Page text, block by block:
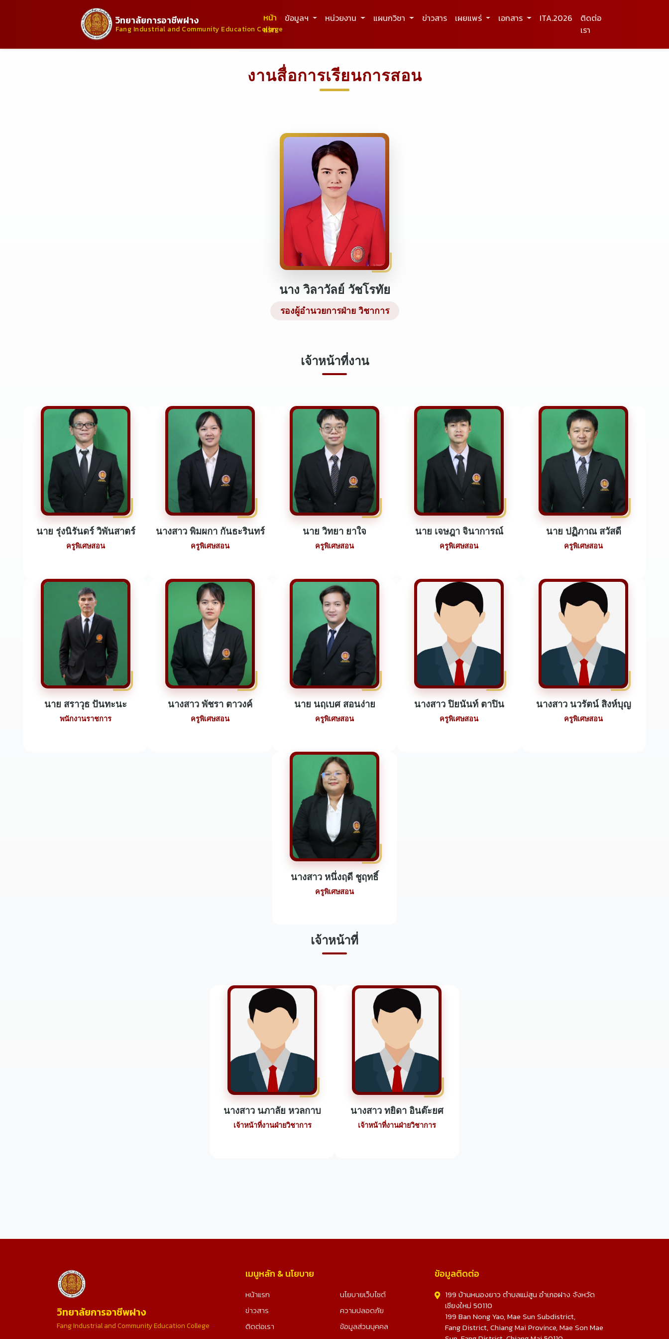
วิทยาลัยการอาชีพฝาง
Fang Industrial and Community Education College
หน้า
แรก
ข้อมูลฯ หน่วยงาน แผนกวิชา ข่าวสาร เผยแพร่ เอกสาร ITA.2026
ติดต่อ
เรา
งานสื่อการเรียนการสอน
นาง วิลาวัลย์ วัชโรทัย
รองผู้อำนวยการฝ่าย วิชาการ
เจ้าหน้าที่งาน
นาย รุ่งนิรันดร์ วิพันสาตร์
ครูพิเศษสอน
นางสาว พิมผกา กันธะรินทร์
ครูพิเศษสอน
นาย วิทยา ยาใจ
ครูพิเศษสอน
นาย เจษฎา จินาการณ์
ครูพิเศษสอน
นาย ปฏิภาณ สวัสดี
ครูพิเศษสอน
นาย สราวุธ ปันทะนะ
พนักงานราชการ
นางสาว พัชรา ตาวงค์
ครูพิเศษสอน
นาย นฤเบศ สอนง่าย
ครูพิเศษสอน
นางสาว ปิยนันท์ ตาปิน
ครูพิเศษสอน
นางสาว นวรัตน์ สิงห์บุญ
ครูพิเศษสอน
นางสาว หนึ่งฤดี ชูฤทธิ์
ครูพิเศษสอน
เจ้าหน้าที่
นางสาว นภาลัย หวลกาบ
เจ้าหน้าที่งานฝ่ายวิชาการ
นางสาว ทยิดา อินต๊ะยศ
เจ้าหน้าที่งานฝ่ายวิชาการ
วิทยาลัยการอาชีพฝาง
Fang Industrial and Community Education College
เมนูหลัก & นโยบาย
หน้าแรก
ข่าวสาร
ติดต่อเรา
นโยบายเว็บไซต์
ความปลอดภัย
ข้อมูลส่วนบุคคล
ข้อมูลติดต่อ
199 บ้านหนองยาว ตำบลแม่สูน อำเภอฝาง จังหวัด
เชียงใหม่ 50110
199 Ban Nong Yao, Mae Sun Subdistrict,
Fang District, Chiang Mai Province, Mae Son Mae